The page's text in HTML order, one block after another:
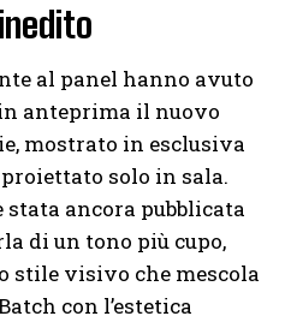
al panel hanno avuto
anteprima il nuovo
mostrato in esclusiva
solo in sala.
ancora pubblicata
di un tono più cupo,
stile visivo che mescola
con l’estetica